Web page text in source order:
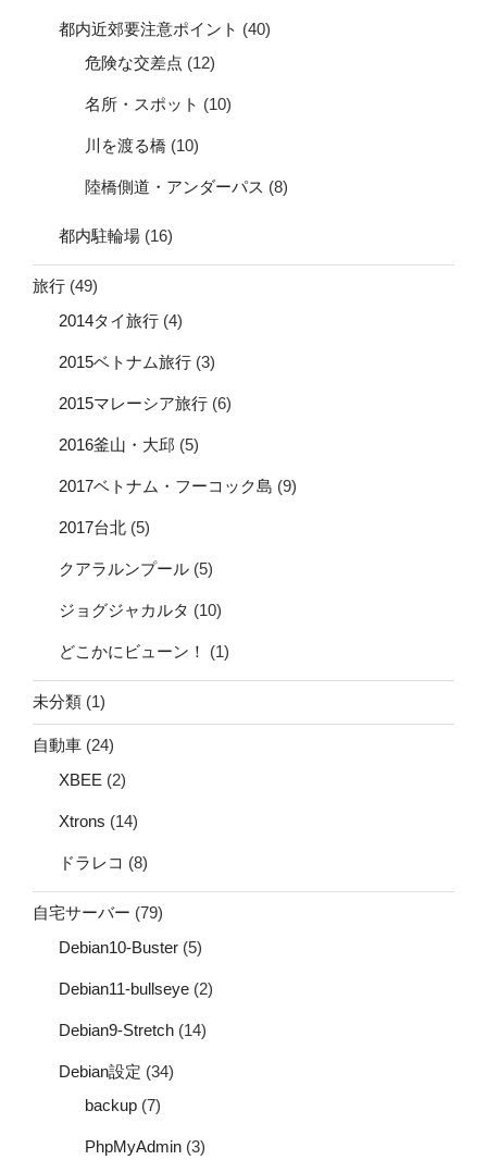
都内近郊要注意ポイント (40)
危険な交差点 (12)
名所・スポット (10)
川を渡る橋 (10)
陸橋側道・アンダーパス (8)
都内駐輪場 (16)
旅行 (49)
2014タイ旅行 (4)
2015ベトナム旅行 (3)
2015マレーシア旅行 (6)
2016釜山・大邱 (5)
2017ベトナム・フーコック島 (9)
2017台北 (5)
クアラルンプール (5)
ジョグジャカルタ (10)
どこかにビューン！ (1)
未分類 (1)
自動車 (24)
XBEE (2)
Xtrons (14)
ドラレコ (8)
自宅サーバー (79)
Debian10-Buster (5)
Debian11-bullseye (2)
Debian9-Stretch (14)
Debian設定 (34)
backup (7)
PhpMyAdmin (3)